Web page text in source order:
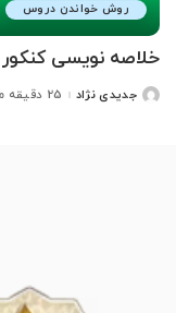
روش خواندن دروس
خلاصه نویسی
ارسالجدیدی نژاد 25 دقیقه مطالعه